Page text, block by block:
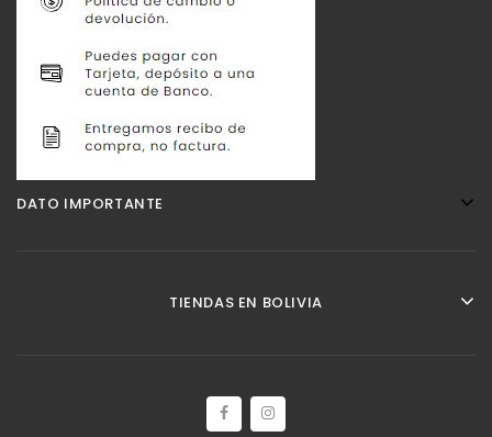
DATO IMPORTANTE
TIENDAS EN BOLIVIA